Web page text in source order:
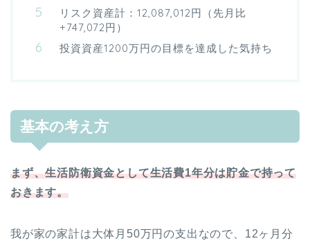
リスク資産計：12,087,012円（先月比
+747,072円）
投資資産1200万円の目標を達成した気持ち
基本の考え方
まず、生活防衛資金として生活費1年分は貯金で持って
おきます。
我が家の家計は大体月50万円の支出なので、12ヶ月分